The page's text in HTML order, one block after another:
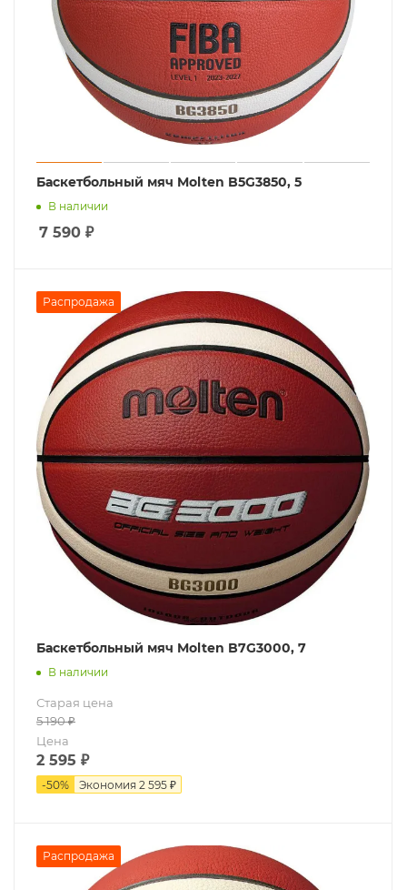
Баскетбольный мяч Molten B5G3850, 5
В наличии
7 590 ₽
Распродажа
Баскетбольный мяч Molten B7G3000, 7
В наличии
Старая цена
5 190₽
Цена
2 595 ₽
-50% Экономия 2 595 ₽
Распродажа